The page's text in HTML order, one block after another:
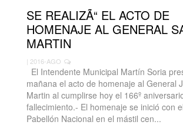
SE REALIZÃ“ EL ACTO DE
HOMENAJE AL GENERAL
MARTIN
| 2016-AGO
El Intendente Municipal Martín Soria
mañana el acto de homenaje al General
Martin al cumplirse hoy el 166º
fallecimiento.- El homenaje se inició con
Pabellón Nacional en el mástil cen...